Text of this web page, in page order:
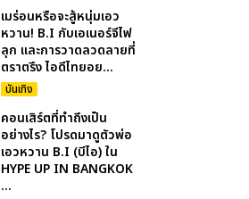
เมร่อนหรือจะสู้หนุ่มเอว
หวาน! B.I กับเอเนอร์จีไฟ
ลุก และการวาดลวดลายที่
ตราตรึง ไอดีไทยอย...
บันเทิง
คอนเสิร์ตที่ทำถึงเป็น
อย่างไร? โปรดมาดูตัวพ่อ
เอวหวาน B.I (บีไอ) ใน
HYPE UP IN BANGKOK
...